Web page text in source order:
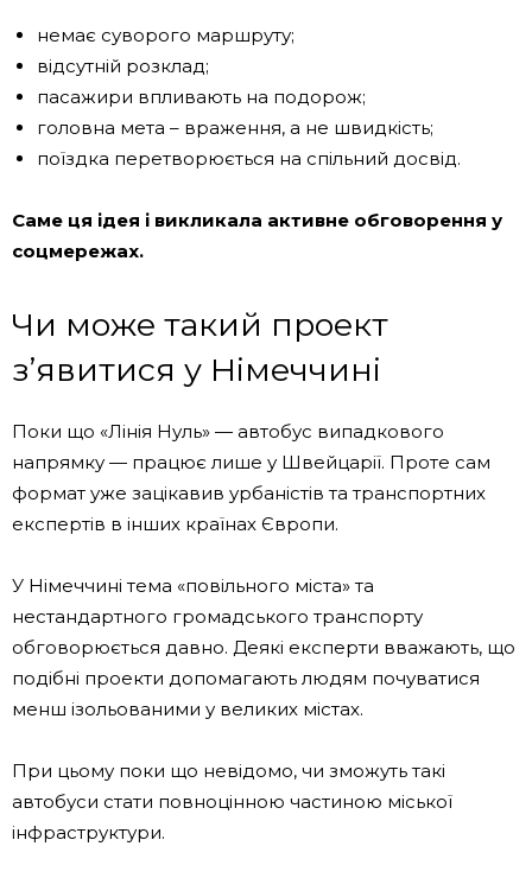
немає суворого маршруту;
відсутній розклад;
пасажири впливають на подорож;
головна мета – враження, а не швидкість;
поїздка перетворюється на спільний досвід.
Саме ця ідея і викликала активне обговорення у
соцмережах.
Чи може такий проект
з’явитися у Німеччині
Поки що «Лінія Нуль» — автобус випадкового
напрямку — працює лише у Швейцарії. Проте сам
формат уже зацікавив урбаністів та транспортних
експертів в інших країнах Європи.
У Німеччині тема «повільного міста» та
нестандартного громадського транспорту
обговорюється давно. Деякі експерти вважають, що
подібні проекти допомагають людям почуватися
менш ізольованими у великих містах.
При цьому поки що невідомо, чи зможуть такі
автобуси стати повноцінною частиною міської
інфраструктури.